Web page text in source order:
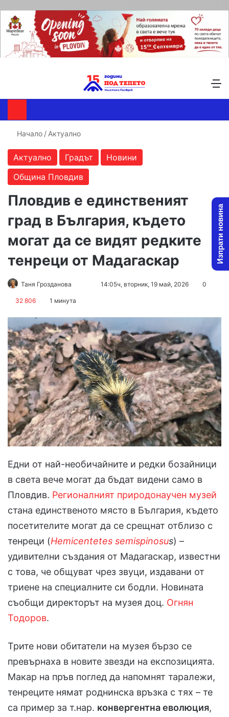
Начало / Актуално
Актуално Градът
Новини
Община Пловдив
Пловдив е единственият
град в България, където
могат да се видят редките
тенреци от Мадагаскар
Таня Грозданова
Send14:05ч, вторник, 19 май, 2026 0
32 806 1 минута
Едни от най-необичайните и редки бозайници
в света вече могат да бъдат видени само в
Пловдив. Регионалният природонаучен музей
стана единственото място в България, където
посетителите могат да се срещнат отблизо с
тенреци (Hemicentetes semispinosus) –
удивителни създания от Мадагаскар, известни
с това, че общуват чрез звуци, издавани от
триене на специалните си бодли. Новината
съобщи директорът на музея доц. Огнян
Тодоров.
Трите нови обитатели на музея бързо се
превърнаха в новите звезди на експозицията.
Макар на пръв поглед да напомнят таралежи,
тенреците нямат роднинска връзка с тях – те
са пример за т.нар. конвергентна еволюция,
Изпрати новина